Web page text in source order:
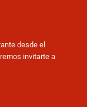
desde el
invitarte a